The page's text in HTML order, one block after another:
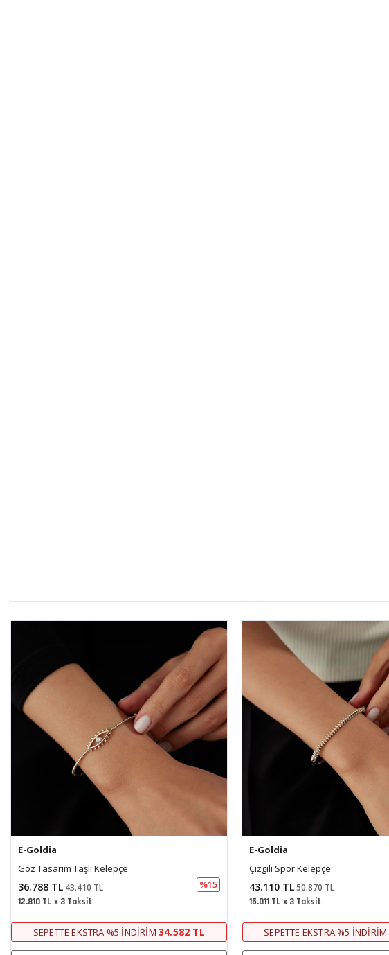
E-Goldia
Çizgili Spor Kelepçe
43.110 TL50.870 TL %15
15.011 TL x 3 Taksit
SEPETTE EKSTRA %5 İNDIRIM 40.525 TL
E-Goldia
Baget Taşlı Kelepçe
34.973 TL41.268 TL
12.178 TL x 3 Taksit
SEPETTE EKSTRA %5 İNDIRIM